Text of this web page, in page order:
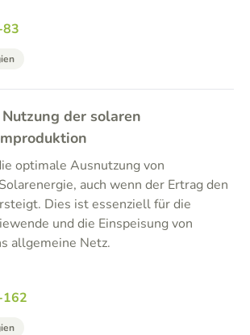
der solaren
optimale Ausnutzung von
auch wenn der Ertrag den
Dies ist essenziell für die
und die Einspeisung von
allgemeine Netz.